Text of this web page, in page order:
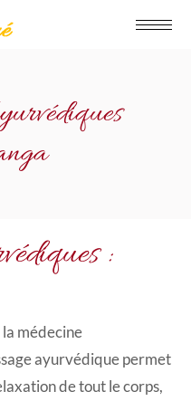
:
médecine
ayurvédique permet
de tout le corps,